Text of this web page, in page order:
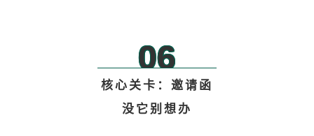
06
核心关卡：邀请函
没它别想办